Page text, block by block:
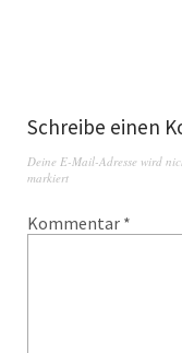
Schreibe einen
Deine E-Mail-Adresse wird
markiert
Kommentar *